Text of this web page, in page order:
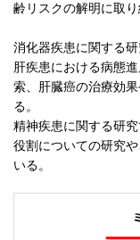
齢リスクの解明に取り
消化器疾患に関する
肝疾患における病態
索、肝臓癌の治療効
る。
精神疾患に関する研
役割についての研究
いる。